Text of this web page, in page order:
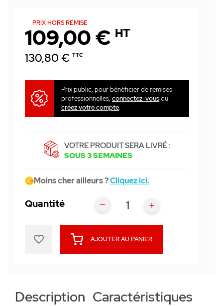
PRIX HORS REMISE
109,00 € HT
130,80 € TTC
Prix public, pour bénéficier de remises
professionnelles, connectez-vousou
créez votre compte.
VOTRE PRODUIT SERA LIVRÉ :
SOUS 3 SEMAINES
Moins cher ailleurs ?Cliquez ici.
Quantité
AJOUTER AU PANIER
favorite_border
Description Caractéristiques